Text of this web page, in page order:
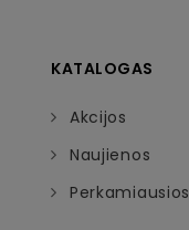
KATALOGAS
Akcijos
Naujienos
Perkamiausios